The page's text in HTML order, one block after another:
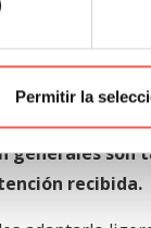
Permitir la
web?
o
generales son
recibida.